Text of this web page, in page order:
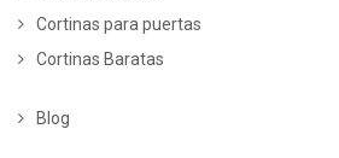
Cortinas para puertas
Cortinas Baratas
Blog